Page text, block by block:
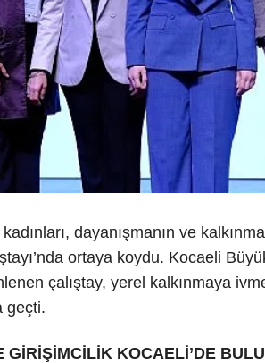
dayanışmanın ve
ortaya koydu. Kocaeli
çalıştay, yerel kalkınmaya
geçti.
GİRİŞİMCİLİK KOCAELİ’DE